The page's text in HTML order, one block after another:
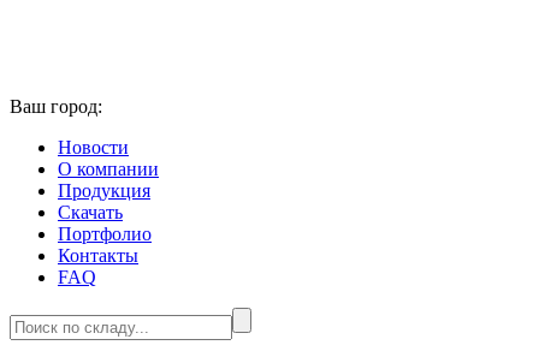
Ваш город:
Новости
О компании
Продукция
Скачать
Портфолио
Контакты
FAQ